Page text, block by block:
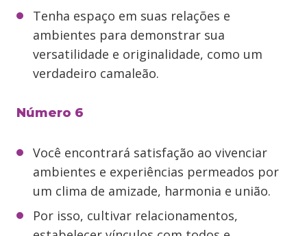
Tenha espaço em suas relações e
ambientes para demonstrar sua
versatilidade e originalidade, como um
verdadeiro camaleão.
Número 6
Você encontrará satisfação ao vivenciar
ambientes e experiências permeados por
um clima de amizade, harmonia e união.
Por isso, cultivar relacionamentos,